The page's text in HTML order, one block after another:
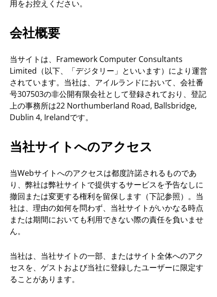
用をお控えください。
会社概要
当サイトは、Framework Computer Consultants
Limited（以下、「デジタリー」といいます）により運営
されています。当社は、アイルランドにおいて、会社番
号307503の非公開有限会社として登録されており、登記
上の事務所は22 Northumberland Road, Ballsbridge,
Dublin 4, Irelandです。
当社サイトへのアクセス
当Webサイトへのアクセスは都度許諾されるものであ
り、弊社は弊社サイトで提供するサービスを予告なしに
撤回または変更する権利を留保します（下記参照）。当
社は、理由の如何を問わず、当社サイトがいかなる時点
または期間においても利用できない際の責任を負いませ
ん。
当社は、当社サイトの一部、またはサイト全体へのアク
セスを、ゲストおよび当社に登録したユーザーに限定す
ることがあります。